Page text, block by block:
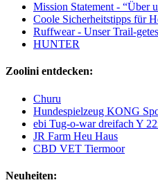
Mission Statement - “Über
Coole Sicherheitstipps für
Ruffwear - Unser Trail-
HUNTER
Zoolini entdecken:
Churu
Hundespielzeug KONG
ebi Tug-o-war dreifach Y
JR Farm Heu Haus
CBD VET Tiermoor
Neuheiten: